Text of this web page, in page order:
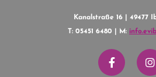
Kanalstraße 16 | 49477
T: 05451 6480 | M: